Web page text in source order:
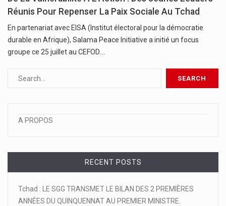
Réunis Pour Repenser La Paix Sociale Au Tchad
En partenariat avec EISA (Institut électoral pour la démocratie
durable en Afrique), Salama Peace Initiative a initié un focus
groupe ce 25 juillet au CEFOD.…
A PROPOS
RECENT POSTS
Tchad : LE SGG TRANSMET LE BILAN DES 2 PREMIÈRES
ANNÉES DU QUINQUENNAT AU PREMIER MINISTRE.